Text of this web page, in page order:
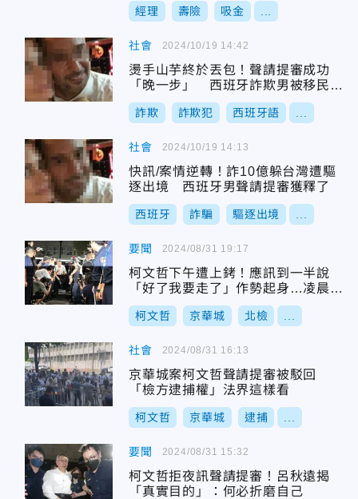
經理 壽險 吸金
社會
燙手山芋終於丟包！聲請提審成功
「晚一步」 西班牙詐欺男被移民署
驅逐出境
詐欺 詐欺犯 西班牙語
2024/10/19 14:42
社會
快訊/案情逆轉！詐10億躲台灣遭驅
逐出境 西班牙男聲請提審獲釋了
西班牙 詐騙 驅逐出境
2024/10/19 14:13
要聞
柯文哲下午遭上銬！應訊到一半說
「好了我要走了」作勢起身…凌晨現
場還原
柯文哲 京華城 北檢
2024/08/31 19:17
社會
京華城案柯文哲聲請提審被駁回
「檢方逮捕權」法界這樣看
柯文哲 京華城 逮捕
2024/08/31 16:13
要聞
柯文哲拒夜訊聲請提審！呂秋遠揭
「真實目的」：何必折磨自己
2024/08/31 15:32